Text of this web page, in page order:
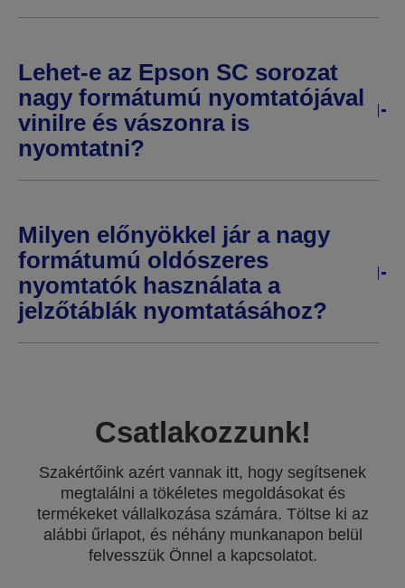
Lehet-e az Epson SC sorozat
nagy formátumú nyomtatójával
vinilre és vászonra is
nyomtatni?
Milyen előnyökkel jár a nagy
formátumú oldószeres
nyomtatók használata a
jelzőtáblák nyomtatásához?
Csatlakozzunk!
Szakértőink azért vannak itt, hogy segítsenek
megtalálni a tökéletes megoldásokat és
termékeket vállalkozása számára. Töltse ki az
alábbi űrlapot, és néhány munkanapon belül
felvesszük Önnel a kapcsolatot.